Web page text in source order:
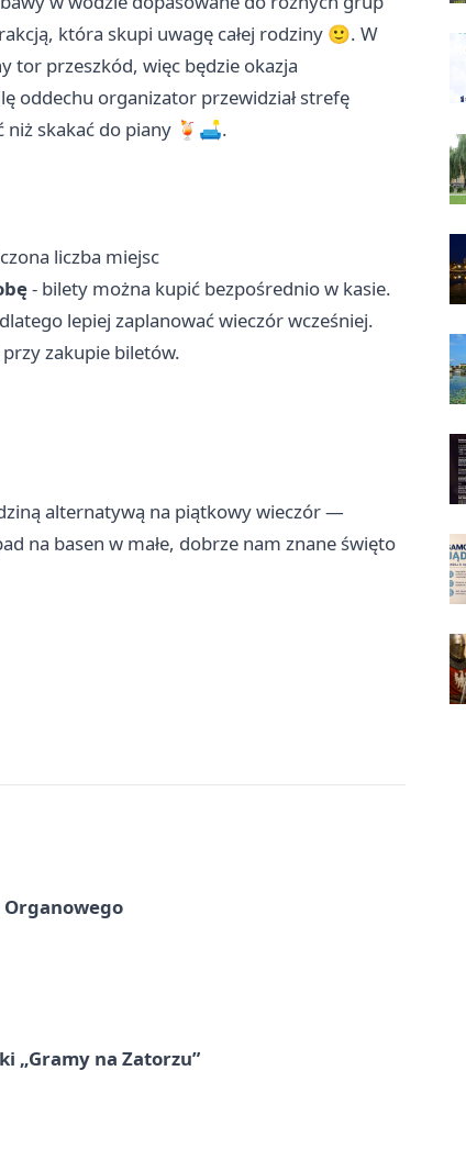
która skupi uwagę całej rodziny 🙂. W
tor przeszkód, więc będzie okazja
oddechu organizator przewidział strefę
niż skakać do piany 🍹🛋️.
liczba miejsc
- bilety można kupić bezpośrednio w kasie.
lepiej zaplanować wieczór wcześniej.
zakupie biletów.
alternatywą na piątkowy wieczór —
na basen w małe, dobrze nam znane święto
Organowego
„Gramy na Zatorzu”